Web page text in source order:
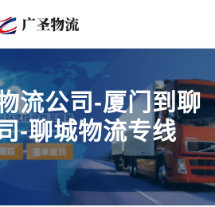
流公司-厦门到聊
-聊城物流专线